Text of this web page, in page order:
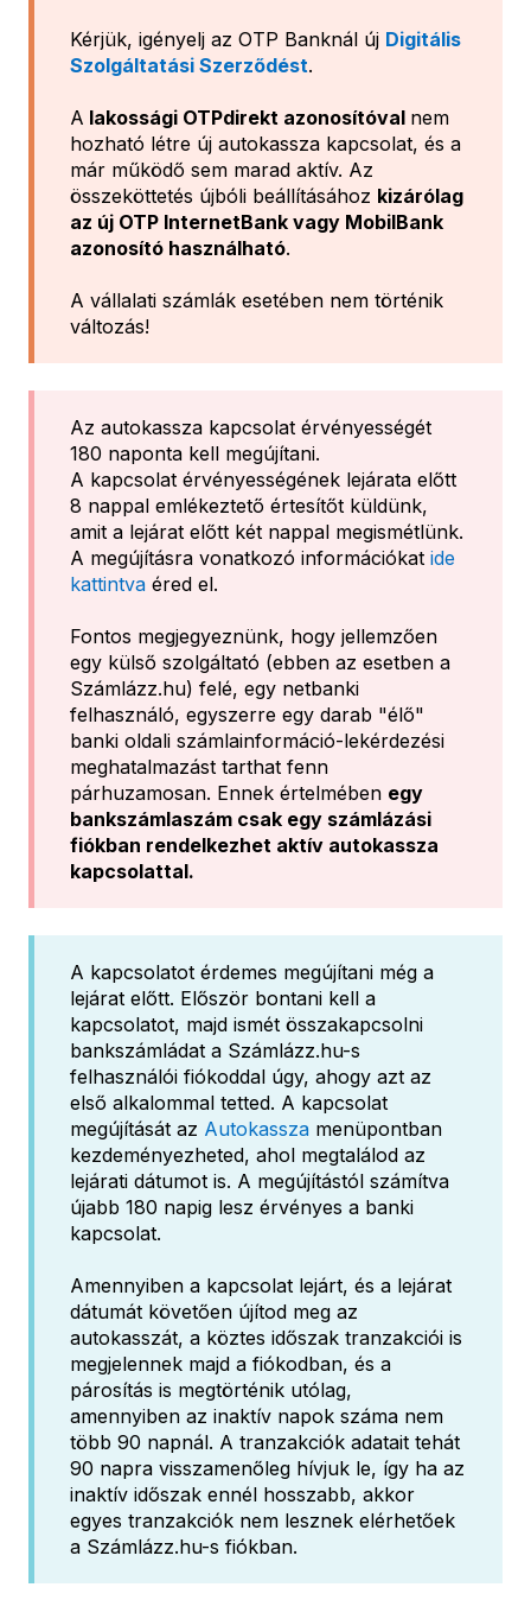
Kérjük, igényelj az OTP Banknál új Digitális
Szolgáltatási Szerződést.
A lakossági OTPdirekt azonosítóval nem
hozható létre új autokassza kapcsolat, és a
már működő sem marad aktív. Az
összeköttetés újbóli beállításához kizárólag
az új OTP InternetBank vagy MobilBank
azonosító használható.
A vállalati számlák esetében nem történik
változás!
Az autokassza kapcsolat érvényességét
180 naponta kell megújítani.
A kapcsolat érvényességének lejárata előtt
8 nappal emlékeztető értesítőt küldünk,
amit a lejárat előtt két nappal megismétlünk.
A megújításra vonatkozó információkat ide
kattintva éred el.
Fontos megjegyeznünk, hogy jellemzően
egy külső szolgáltató (ebben az esetben a
Számlázz.hu) felé, egy netbanki
felhasználó, egyszerre egy darab "élő"
banki oldali számlainformáció-lekérdezési
meghatalmazást tarthat fenn
párhuzamosan. Ennek értelmében egy
bankszámlaszám csak egy számlázási
fiókban rendelkezhet aktív autokassza
kapcsolattal.
A kapcsolatot érdemes megújítani még a
lejárat előtt. Először bontani kell a
kapcsolatot, majd ismét összakapcsolni
bankszámládat a Számlázz.hu-s
felhasználói fiókoddal úgy, ahogy azt az
első alkalommal tetted. A kapcsolat
megújítását az Autokassza menüpontban
kezdeményezheted, ahol megtalálod az
lejárati dátumot is. A megújítástól számítva
újabb 180 napig lesz érvényes a banki
kapcsolat.
Amennyiben a kapcsolat lejárt, és a lejárat
dátumát követően újítod meg az
autokasszát, a köztes időszak tranzakciói is
megjelennek majd a fiókodban, és a
párosítás is megtörténik utólag,
amennyiben az inaktív napok száma nem
több 90 napnál. A tranzakciók adatait tehát
90 napra visszamenőleg hívjuk le, így ha az
inaktív időszak ennél hosszabb, akkor
egyes tranzakciók nem lesznek elérhetőek
a Számlázz.hu-s fiókban.